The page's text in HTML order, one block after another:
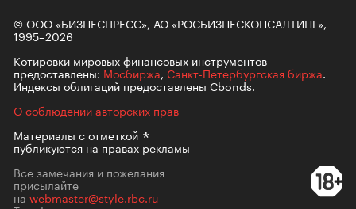
© ООО «БИЗНЕСПРЕСС», АО «РОСБИЗНЕСКОНСАЛТИНГ»,
1995–2026
Котировки мировых финансовых инструментов
предоставлены: Мосбиржа, Санкт-Петербургская биржа.
Индексы облигаций предоставлены Cbonds.
О соблюдении авторских прав
Материалы сотметкой
публикуются на правах рекламы
Все замечания и пожелания
присылайте
на webmaster@style.rbc.ru